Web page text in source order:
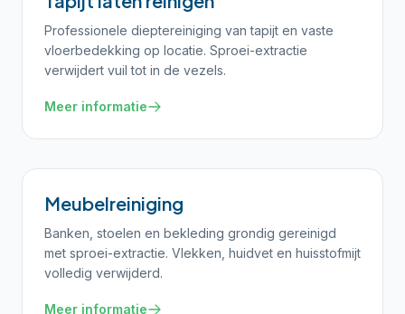
Professionele dieptereiniging van tapijt en vaste
vloerbedekking op locatie. Sproei-extractie
verwijdert vuil tot in de vezels.
Meer informatie
Meubelreiniging
Banken, stoelen en bekleding grondig gereinigd
met sproei-extractie. Vlekken, huidvet en huisstofmijt
volledig verwijderd.
Meer informatie